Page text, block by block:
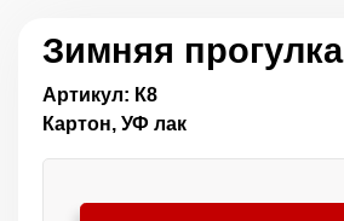
Зимняя прогулка
Артикул: К8
Картон, УФ лак